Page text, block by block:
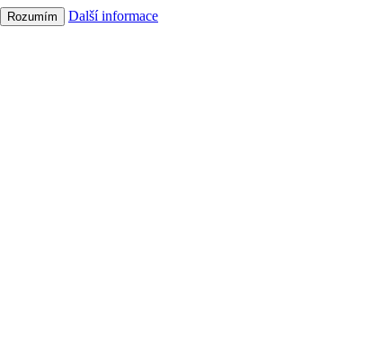
Rozumím Další informace